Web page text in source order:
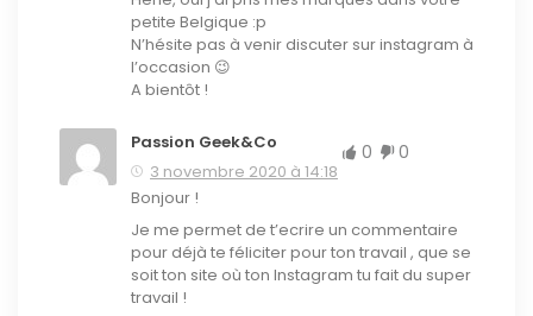
petite Belgique :p
N’hésite pas à venir discuter sur instagram à
l’occasion 😉
A bientôt !
Passion Geek&Co
3 novembre 2020 à 14:18
0 0
Bonjour !
Je me permet de t’ecrire un commentaire
pour déjà te féliciter pour ton travail , que se
soit ton site où ton Instagram tu fait du super
travail !